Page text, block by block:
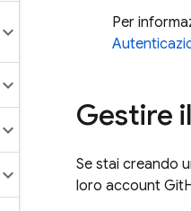
Per
Gestire
Se stai creando
loro account